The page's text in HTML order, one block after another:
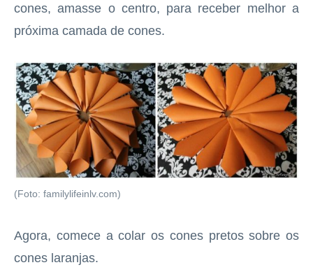
cones, amasse o centro, para receber melhor a
próxima camada de cones.
(Foto: familylifeinlv.com)
Agora, comece a colar os cones pretos sobre os
cones laranjas.